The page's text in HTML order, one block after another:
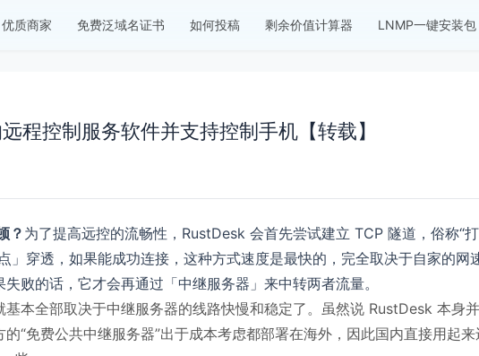
优质商家 免费泛域名证书 如何投稿 剩余价值计算器 LNMP一键安装包
程控制服务软件并支持控制手机【转载】
？ 为了提高远控的流畅性，RustDesk 会首先尝试建立 TCP 隧道，俗称“
」穿透，如果能成功连接，这种方式速度是最快的，完全取决于自家的网
败的话，它才会再通过「中继服务器」来中转两者流量。
本全部取决于中继服务器的线路快慢和稳定了。虽然说 RustDesk 本身并
“免费公共中继服务器”出于成本考虑都部署在海外，因此国内直接用起来